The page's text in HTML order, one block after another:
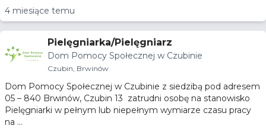
4 miesiące temu
Pielęgniarka/Pielęgniarz
Dom Pomocy Społecznej w Czubinie
Czubin, Brwinów
Dom Pomocy Społecznej w Czubinie z siedzibą pod adresem
05 – 840 Brwinów, Czubin 13 zatrudni osobę na stanowisko
Pielęgniarki w pełnym lub niepełnym wymiarze czasu pracy
na ...